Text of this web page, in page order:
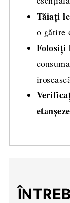
Tăiați
o gătire
Folosiți